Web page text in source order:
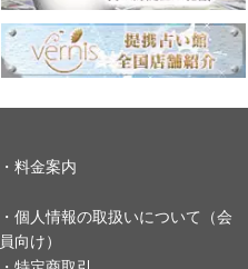
・料金案内
・個人情報の取扱いについて（会
員向け）